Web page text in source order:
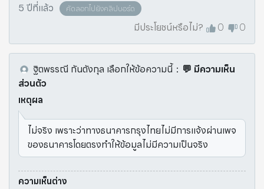
5 ปีที่แล้ว คัดลอกไปยังคลิปบอร์ด
มีประโยชน์หรือไม่? 0 0
ฐิตพรรณี กันตังกุล เลือกให้ข้อความนี้： 💬 มีความเห็น
ส่วนตัว
เหตุผล
ไม่จริง เพราะว่าทางธนาคารกรุงไทยไม่มีการแจ้งผ่านเพจ
ของธนาคารโดยตรงทำให้ข้อมูลไม่มีความเป็นจริง
ความเห็นต่าง